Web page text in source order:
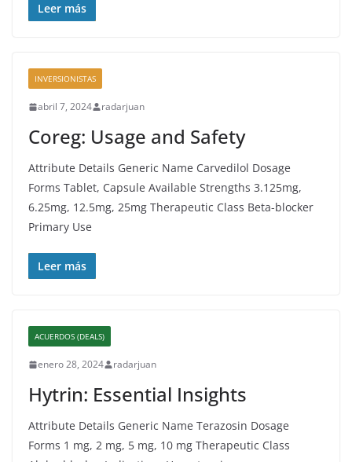
Leer más
INVERSIONISTAS
abril 7, 2024 radarjuan
Coreg: Usage and Safety
Attribute Details Generic Name Carvedilol Dosage
Forms Tablet, Capsule Available Strengths 3.125mg,
6.25mg, 12.5mg, 25mg Therapeutic Class Beta-blocker
Primary Use
Leer más
ACUERDOS (DEALS)
enero 28, 2024 radarjuan
Hytrin: Essential Insights
Attribute Details Generic Name Terazosin Dosage
Forms 1 mg, 2 mg, 5 mg, 10 mg Therapeutic Class